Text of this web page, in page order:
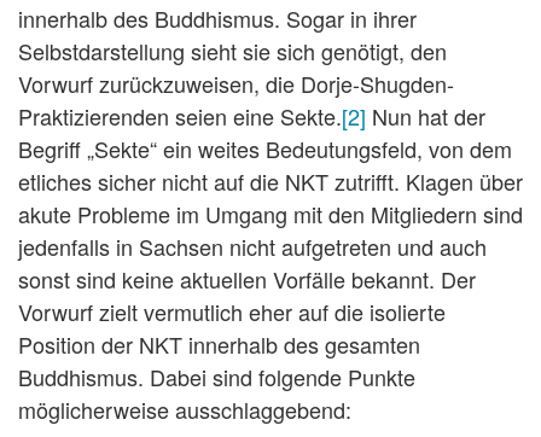
innerhalb des Buddhismus. Sogar in ihrer
Selbstdarstellung sieht sie sich genötigt, den
Vorwurf zurückzuweisen, die Dorje-Shugden-
Praktizierenden seien eine Sekte.[2] Nun hat der
Begriff „Sekte“ ein weites Bedeutungsfeld, von dem
etliches sicher nicht auf die NKT zutrifft. Klagen über
akute Probleme im Umgang mit den Mitgliedern sind
jedenfalls in Sachsen nicht aufgetreten und auch
sonst sind keine aktuellen Vorfälle bekannt. Der
Vorwurf zielt vermutlich eher auf die isolierte
Position der NKT innerhalb des gesamten
Buddhismus. Dabei sind folgende Punkte
möglicherweise ausschlaggebend: